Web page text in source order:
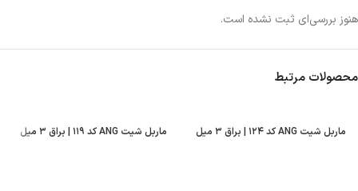
هنوز بررسی‌ای ثبت نشده است.
محصولات مرتبط
ماربل شیت ANG کد ۱۲۴ | براق ۳ میل ماربل شیت ANG کد ۱۱۹ | براق ۳ میل